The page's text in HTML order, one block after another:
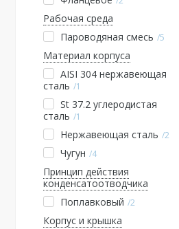
Рабочая среда
Пароводяная смесь 5
Материал корпуса
AISI 304 нержавеющая
сталь
1
St 37.2 углеродистая
сталь
1
Нержавеющая сталь 2
Чугун 4
Принцип действия
конденсатоотводчика
Поплавковый 2
Корпус и крышка